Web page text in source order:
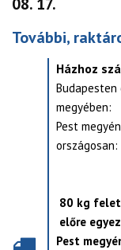
További,
Házhoz
Budapesten
megyében:
Pest
országosan:
80 kg
előre
Pest